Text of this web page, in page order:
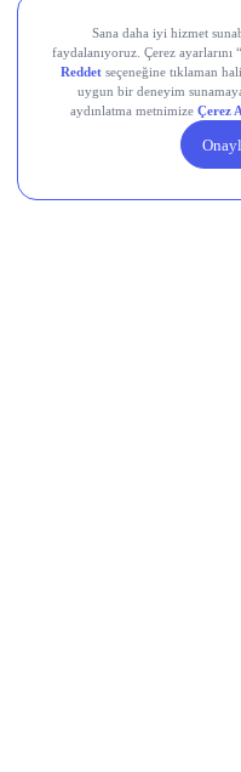
Teknik Analiz